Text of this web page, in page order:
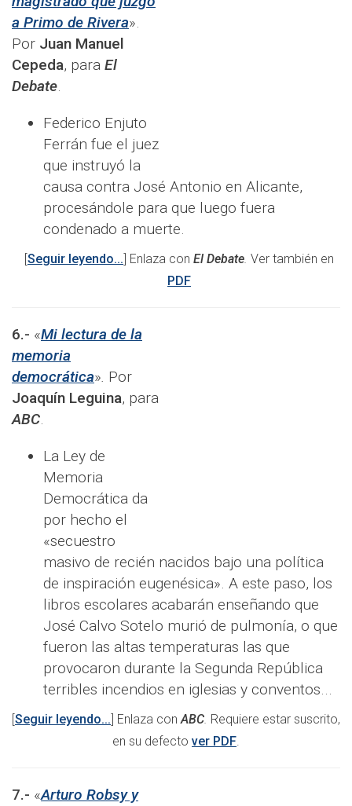
a Primo de Rivera».
Por Juan Manuel
Cepeda, para El
Debate.
Federico Enjuto
Ferrán fue el juez
que instruyó la
causa contra José Antonio en Alicante,
procesándole para que luego fuera
condenado a muerte.
[Seguir leyendo...] Enlaza con El Debate. Ver también en
PDF
6.- «Mi lectura de la
memoria
democrática». Por
Joaquín Leguina, para
ABC.
La Ley de
Memoria
Democrática da
por hecho el
«secuestro
masivo de recién nacidos bajo una política
de inspiración eugenésica». A este paso, los
libros escolares acabarán enseñando que
José Calvo Sotelo murió de pulmonía, o que
fueron las altas temperaturas las que
provocaron durante la Segunda República
terribles incendios en iglesias y conventos...
[Seguir leyendo...] Enlaza conABC. Requiere estar suscrito,
en su defecto ver PDF.
7.- «Arturo Robsy y